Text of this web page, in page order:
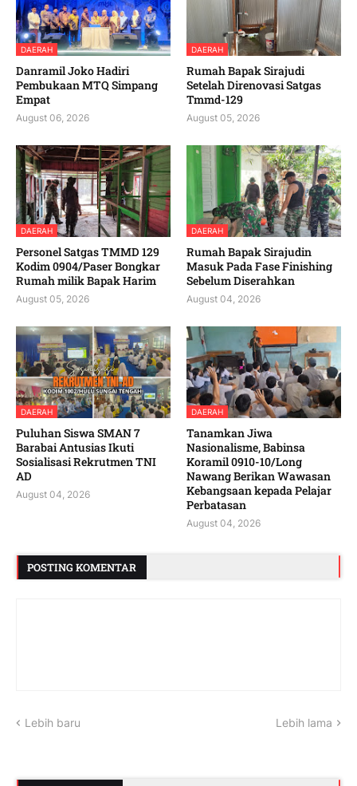
DAERAH
Danramil Joko Hadiri
Pembukaan MTQ Simpang
Empat
August 06, 2026
DAERAH
Rumah Bapak Sirajudi
Setelah Direnovasi Satgas
Tmmd-129
August 05, 2026
DAERAH
Personel Satgas TMMD 129
Kodim 0904/Paser Bongkar
Rumah milik Bapak Harim
August 05, 2026
DAERAH
Rumah Bapak Sirajudin
Masuk Pada Fase Finishing
Sebelum Diserahkan
August 04, 2026
DAERAH
Puluhan Siswa SMAN 7
Barabai Antusias Ikuti
Sosialisasi Rekrutmen TNI
AD
August 04, 2026
DAERAH
Tanamkan Jiwa
Nasionalisme, Babinsa
Koramil 0910-10/Long
Nawang Berikan Wawasan
Kebangsaan kepada Pelajar
Perbatasan
August 04, 2026
POSTING KOMENTAR
Lebih baru Lebih lama